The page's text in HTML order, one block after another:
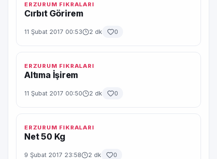
ERZURUM FIKRALARI
Cırbıt Görirem
11 Şubat 2017 00:53 2 dk 0
ERZURUM FIKRALARI
Altıma İşirem
11 Şubat 2017 00:50 2 dk 0
ERZURUM FIKRALARI
Net 50 Kg
9 Şubat 2017 23:58 2 dk 0